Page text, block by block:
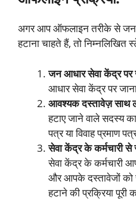
अगर आप ऑफलाइन तरीके से जन
हटाना चाहते हैं, तो निम्नलिखित
जन आधार सेवा केंद्र पर
आधार सेवा केंद्र पर
आवश्यक दस्तावेज़ साथ
हटाए जाने वाले सदस्य
पत्र या विवाह प्रमाण
सेवा केंद्र के कर्मचारी से
सेवा केंद्र के कर्मचारी
और आपके दस्तावेजों को
हटाने की प्रक्रिया पूरी